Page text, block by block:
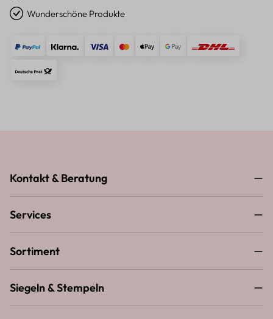
Wunderschöne Produkte
Kontakt & Beratung
Services
Sortiment
Siegeln & Stempeln